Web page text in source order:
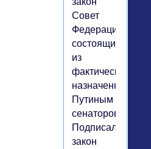
Совет
Федерации,
состоящий
из
фактически
назначенных
Путиным
сенаторов.
Подписал
закон